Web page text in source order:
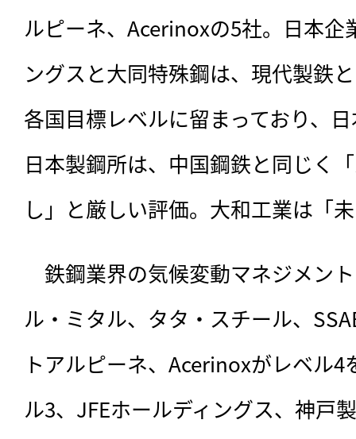
ルピーネ、Acerinoxの5社。日本企
ングスと大同特殊鋼は、現代製鉄
各国目標レベルに留まっており、
日本製鋼所は、中国鋼鉄と同じく
し」と厳しい評価。大和工業は「
鉄鋼業界の気候変動マネジメン
ル・ミタル、タタ・スチール、
トアルピーネ、Acerinoxがレベル
ル3、JFEホールディングス、神戸